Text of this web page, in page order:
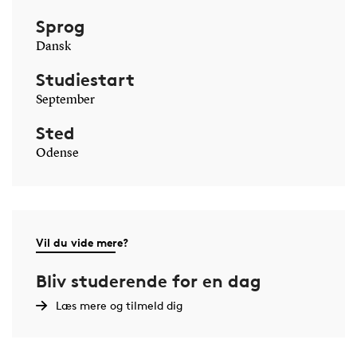
Sprog
Dansk
Studiestart
September
Sted
Odense
Vil du vide mere?
Bliv studerende for en dag
Læs mere og tilmeld dig